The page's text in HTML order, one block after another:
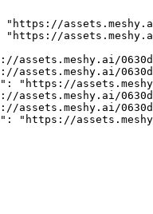
"https://
"https://
assets.meshy.ai/
assets.meshy.ai/
:
"https://
assets.meshy.ai/
assets.meshy.ai/
:
"https://